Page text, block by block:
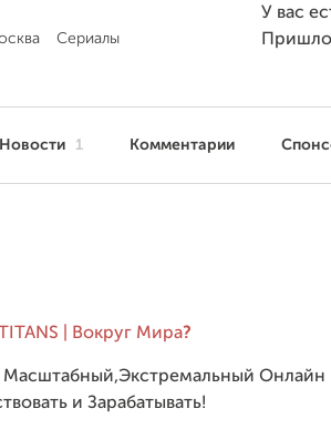
Сериалы
У вас
Новости 1 Комментарии
| Вокруг Мира?
Онлайн
и Зарабатывать!